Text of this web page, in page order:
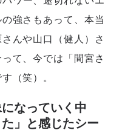
強さもあって、本当
んや山口（健人）さ
て、今では「間宮さ
（笑）。
なっていく中
」と感じたシー